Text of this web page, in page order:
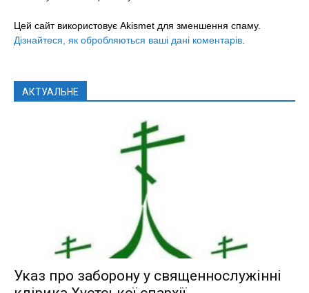
Цей сайт використовує Akismet для зменшення спаму.
Дізнайтеся, як обробляються ваші дані коментарів
АКТУАЛЬНЕ
Указ про заборону у священнослужінні